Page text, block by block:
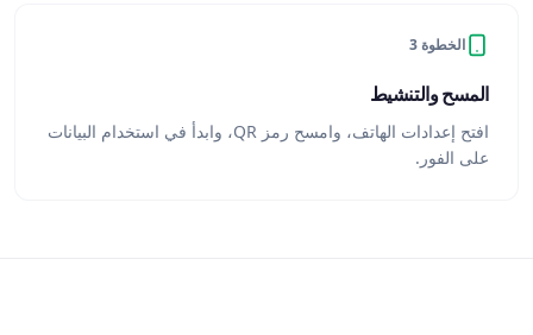
الخطوة 3
المسح والتنشيط
افتح إعدادات الهاتف، وامسح رمز QR، وابدأ في استخدام البيانات
على الفور.